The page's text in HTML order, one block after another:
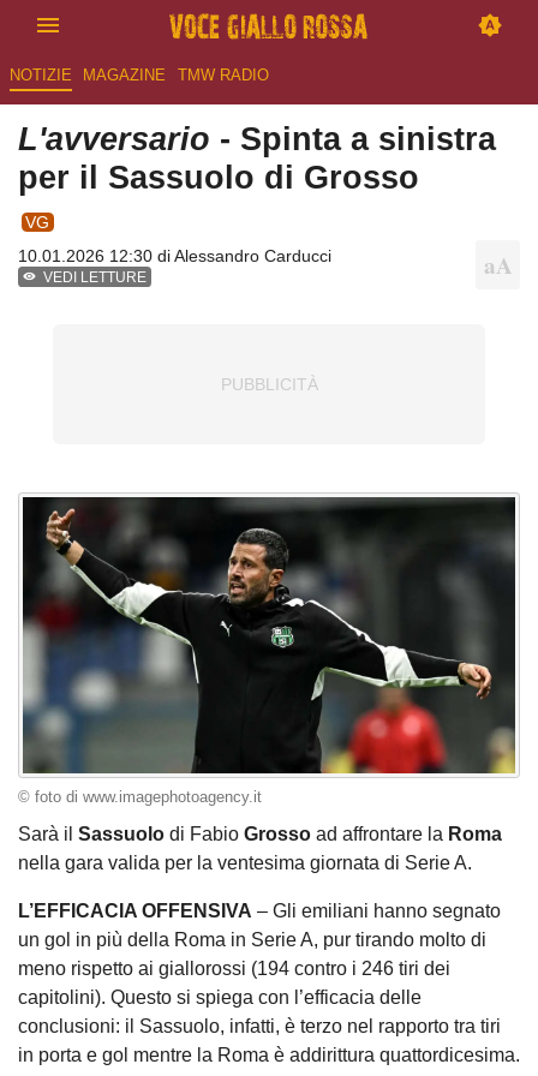
NOTIZIE MAGAZINE TMW RADIO
L'avversario - Spinta a sinistra
per il Sassuolo di Grosso
VG
10.01.2026 12:30 diAlessandro Carducci
VEDI LETTURE
© foto di www.imagephotoagency.it
Sarà il Sassuolo di Fabio Grosso ad affrontare la Roma
nella gara valida per la ventesima giornata di Serie A.
L’EFFICACIA OFFENSIVA – Gli emiliani hanno segnato
un gol in più della Roma in Serie A, pur tirando molto di
meno rispetto ai giallorossi (194 contro i 246 tiri dei
capitolini). Questo si spiega con l’efficacia delle
conclusioni: il Sassuolo, infatti, è terzo nel rapporto tra tiri
in porta e gol mentre la Roma è addirittura quattordicesima.